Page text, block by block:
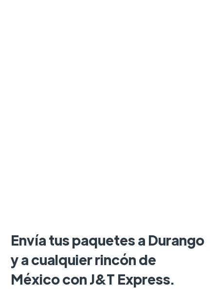
Envía tus paquetes a Durango
y a cualquier rincón de
México con J&T Express.